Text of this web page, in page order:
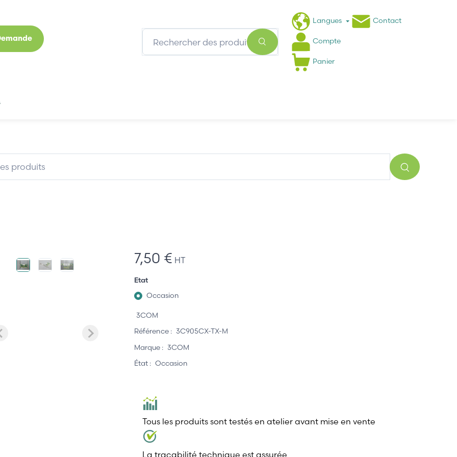
Langues Contact
Compte
Panier
7,50 € HT
Etat
Occasion
3COM
Référence : 3C905CX-TX-M
Marque : 3COM
État : Occasion
Tous les produits sont testés en atelier avant mise en vente
La traçabilité technique est assurée